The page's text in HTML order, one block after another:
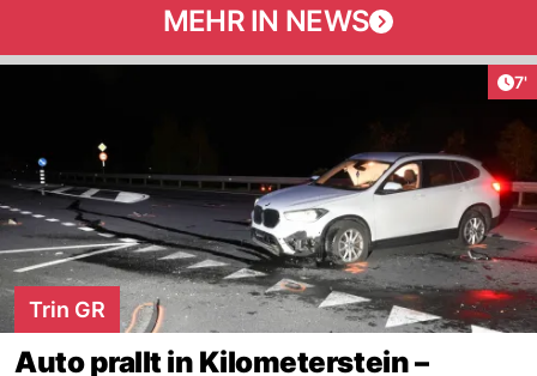
MEHR IN NEWS
7'
Trin GR
Auto prallt in Kilometerstein –